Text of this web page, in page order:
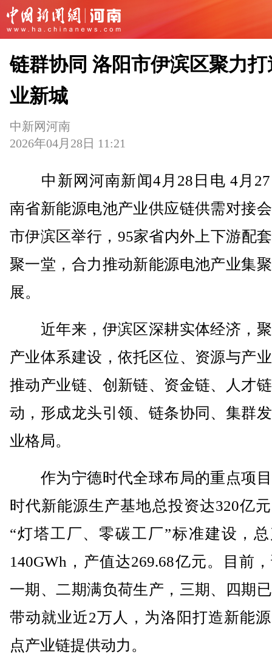
链群协同 洛阳市伊滨区聚力打
业新城
中新网河南
2026年04月28日 11:21
中新网河南新闻4月28日电 4月27
南省新能源电池产业供应链供需对接
市伊滨区举行，95家省内外上下游配
聚一堂，合力推动新能源电池产业集
展。
近年来，伊滨区深耕实体经济，
产业体系建设，依托区位、资源与产
推动产业链、创新链、资金链、人才
动，形成龙头引领、链条协同、集群
业格局。
作为宁德时代全球布局的重点项
时代新能源生产基地总投资达320亿
“灯塔工厂、零碳工厂”标准建设，
140GWh，产值达269.68亿元。目前
一期、二期满负荷生产，三期、四期
带动就业近2万人，为洛阳打造新能
点产业链提供动力。